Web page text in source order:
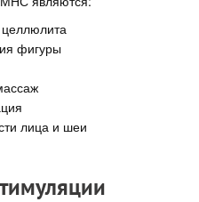
фигуры
лица и шеи